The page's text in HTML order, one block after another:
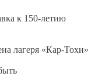
к 150-летию
лагеря «Кар-Тохи»